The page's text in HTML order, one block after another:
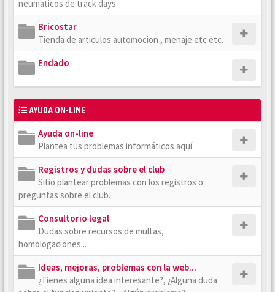
neumaticos de track days
Bricostar
Tienda de articulos automocion , menaje etc etc.
Endado
AYUDA ON-LINE
Ayuda on-line
Plantea tus problemas informáticos aquí.
Registros y dudas sobre el club
Sitio plantear problemas con los registros o
preguntas sobre el club.
Consultorio legal
Dudas sobre recursos de multas,
homologaciones...
Ideas, mejoras, problemas con la web...
¿Tienes alguna idea interesante?, ¿Alguna duda